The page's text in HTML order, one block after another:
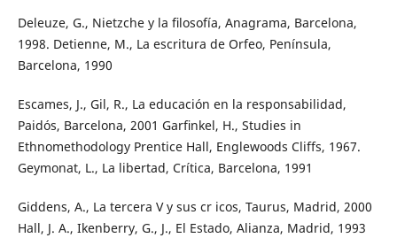
Deleuze, G., Nietzche y la ﬁlosofía, Anagrama, Barcelona,
1998. Detienne, M., La escritura de Orfeo, Península,
Barcelona, 1990
Escames, J., Gil, R., La educación en la responsabilidad,
Paidós, Barcelona, 2001 Garﬁnkel, H., Studies in
Ethnomethodology Prentice Hall, Englewoods Cliffs, 1967.
Geymonat, L., La libertad, Crítica, Barcelona, 1991
Giddens, A., La tercera V y sus cr icos, Taurus, Madrid, 2000
Hall, J. A., Ikenberry, G., J., El Estado, Alianza, Madrid, 1993